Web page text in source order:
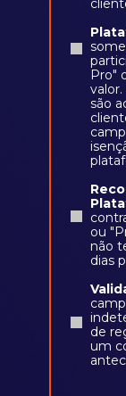
Pro"
são
ou
não
dias
de
um